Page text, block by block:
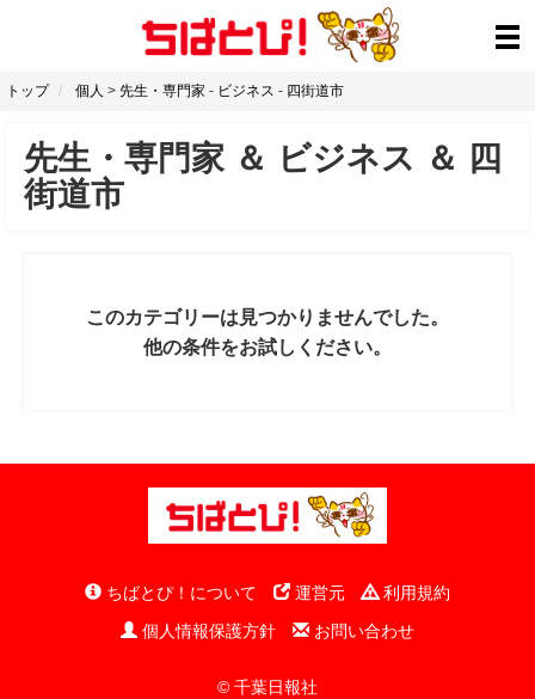
トップ 個人 > 先生・専門家 - ビジネス - 四街道市
先生・専門家 ＆ ビジネス ＆ 四
街道市
このカテゴリーは見つかりませんでした。
他の条件をお試しください。
ちばとぴ！について 運営元
利用規約
個人情報保護方針
お問い合わせ
© 千葉日報社